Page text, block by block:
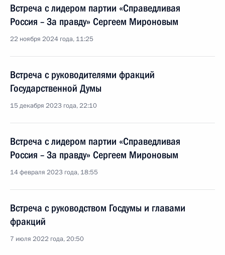
Встреча с лидером партии «Справедливая
Россия – За правду» Сергеем Мироновым
22 ноября 2024 года, 11:25
Встреча с руководителями фракций
Государственной Думы
15 декабря 2023 года, 22:10
Встреча с лидером партии «Справедливая
Россия – За правду» Сергеем Мироновым
14 февраля 2023 года, 18:55
Встреча с руководством Госдумы и главами
фракций
7 июля 2022 года, 20:50